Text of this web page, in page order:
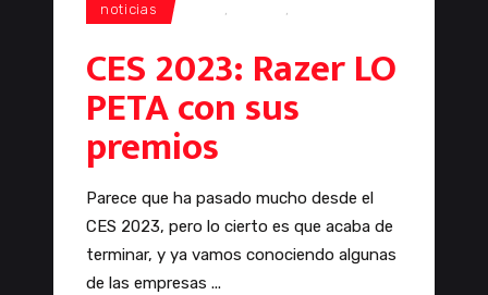
noticias , ,
CES 2023: Razer LO
PETA con sus
premios
Parece que ha pasado mucho desde el
CES 2023, pero lo cierto es que acaba de
terminar, y ya vamos conociendo algunas
de las empresas